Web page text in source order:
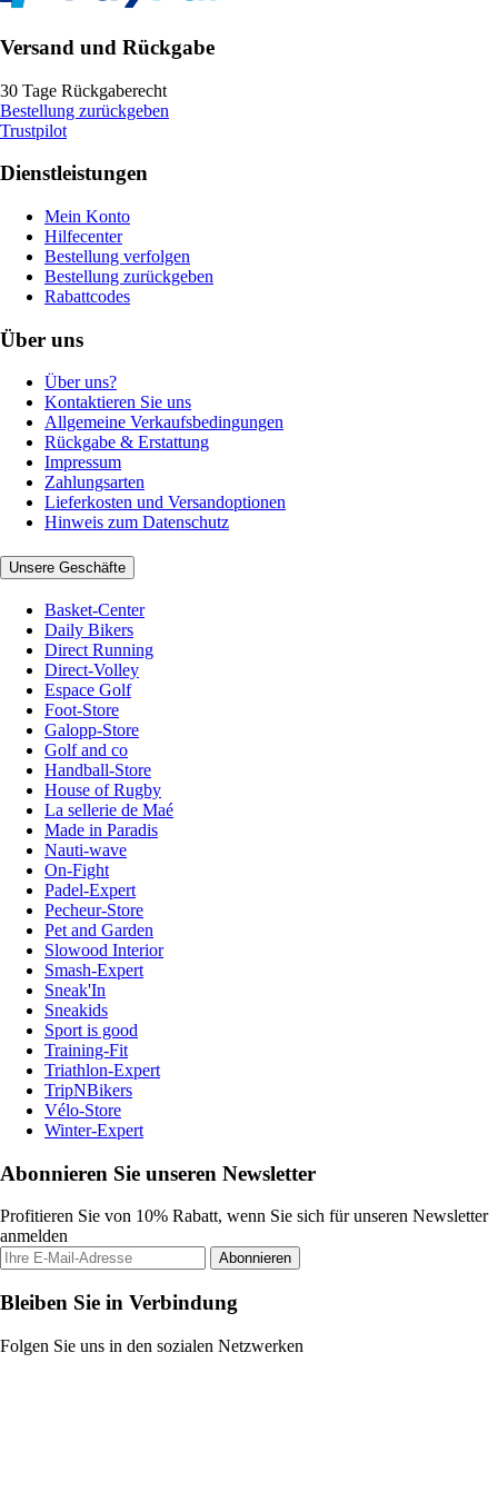
Versand und Rückgabe
30 Tage Rückgaberecht
Bestellung zurückgeben
Trustpilot
Dienstleistungen
Mein Konto
Hilfecenter
Bestellung verfolgen
Bestellung zurückgeben
Rabattcodes
Über uns
Über uns?
Kontaktieren Sie uns
Allgemeine Verkaufsbedingungen
Rückgabe & Erstattung
Impressum
Zahlungsarten
Lieferkosten und Versandoptionen
Hinweis zum Datenschutz
Unsere Geschäfte
Basket-Center
Daily Bikers
Direct Running
Direct-Volley
Espace Golf
Foot-Store
Galopp-Store
Golf and co
Handball-Store
House of Rugby
La sellerie de Maé
Made in Paradis
Nauti-wave
On-Fight
Padel-Expert
Pecheur-Store
Pet and Garden
Slowood Interior
Smash-Expert
Sneak'In
Sneakids
Sport is good
Training-Fit
Triathlon-Expert
TripNBikers
Vélo-Store
Winter-Expert
Abonnieren Sie unseren Newsletter
Profitieren Sie von 10% Rabatt, wenn Sie sich für unseren Newsletter
anmelden
Abonnieren
Bleiben Sie in Verbindung
Folgen Sie uns in den sozialen Netzwerken